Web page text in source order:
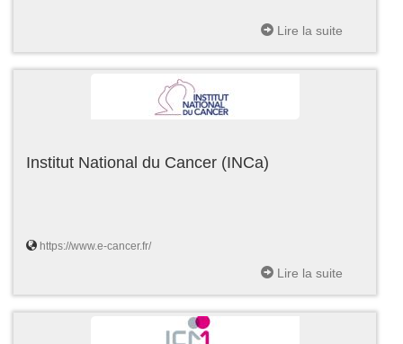
Lire la suite
Institut National du Cancer (INCa)
https://www.e-cancer.fr/
Lire la suite